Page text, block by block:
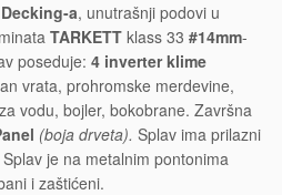
a, unutrašnji podovi u
TARKETT klass 33 #14mm-
poseduje: 4 inverter klime
vrata, prohromske merdevine,
vodu, bojler, bokobrane. Završna
(boja drveta). Splav ima prilazni
Splav je na metalnim pontonima
i zaštićeni.